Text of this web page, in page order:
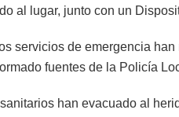
al lugar, junto con un
servicios de emergencia
fuentes de la Policía
han evacuado al